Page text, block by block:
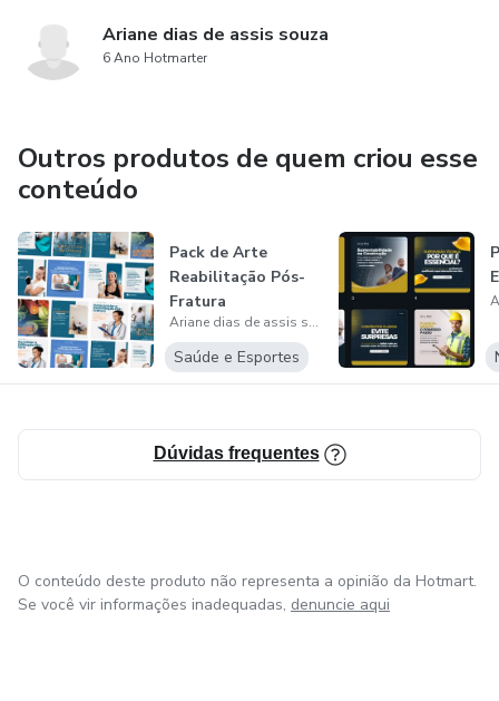
Ariane dias de assis souza
6 Ano Hotmarter
Outros produtos de quem criou esse
conteúdo
Pack de Arte
Reabilitação Pós-
Fratura
Ariane dias de assis souza
Saúde e Esportes
Dúvidas frequentes
O conteúdo deste produto não representa a opinião da Hotmart.
Se você vir informações inadequadas, denuncie aqui